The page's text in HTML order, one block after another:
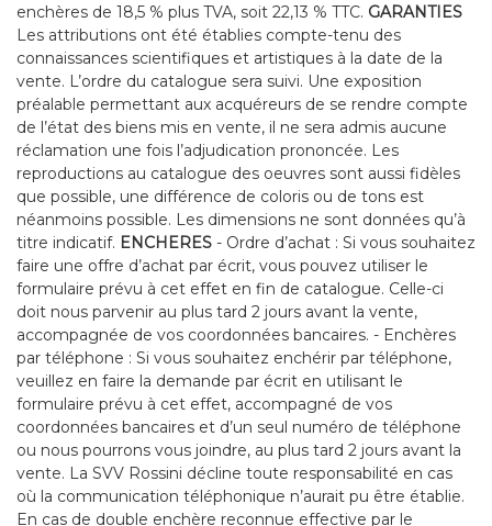
enchères de 18,5 % plus TVA, soit 22,13 % TTC. GARANTIES
Les attributions ont été établies compte-tenu des
connaissances scientifiques et artistiques à la date de la
vente. L’ordre du catalogue sera suivi. Une exposition
préalable permettant aux acquéreurs de se rendre compte
de l’état des biens mis en vente, il ne sera admis aucune
réclamation une fois l’adjudication prononcée. Les
reproductions au catalogue des oeuvres sont aussi fidèles
que possible, une différence de coloris ou de tons est
néanmoins possible. Les dimensions ne sont données qu’à
titre indicatif. ENCHERES - Ordre d’achat : Si vous souhaitez
faire une offre d’achat par écrit, vous pouvez utiliser le
formulaire prévu à cet effet en fin de catalogue. Celle-ci
doit nous parvenir au plus tard 2 jours avant la vente,
accompagnée de vos coordonnées bancaires. - Enchères
par téléphone : Si vous souhaitez enchérir par téléphone,
veuillez en faire la demande par écrit en utilisant le
formulaire prévu à cet effet, accompagné de vos
coordonnées bancaires et d’un seul numéro de téléphone
ou nous pourrons vous joindre, au plus tard 2 jours avant la
vente. La SVV Rossini décline toute responsabilité en cas
où la communication téléphonique n’aurait pu être établie.
En cas de double enchère reconnue effective par le